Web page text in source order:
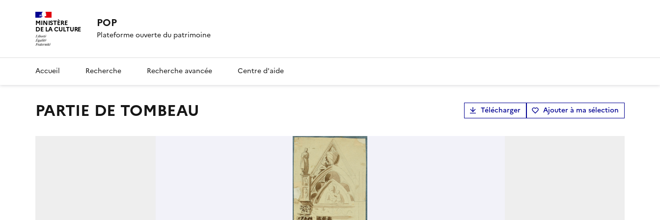
MINISTÈRE
DE LA CULTURE POP
Plateforme ouverte du patrimoine
Accueil Recherche Recherche avancée Centre d'aide
PARTIE DE TOMBEAU Télécharger Ajouter à ma sélection